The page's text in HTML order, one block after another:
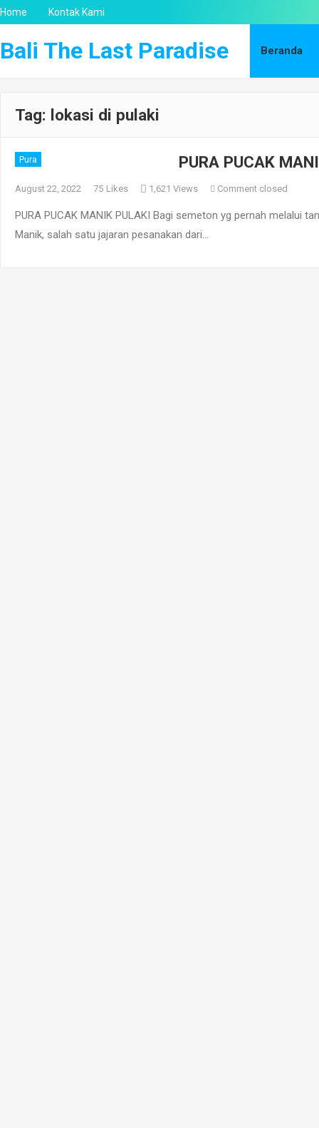
Home Kontak Kami
Bali The Last Paradise Beranda
Tag: lokasi di pulaki
Pura PURA PUCAK
August 22, 2022 75 Likes 1,621 Views Comment closed
PURA PUCAK MANIK PULAKI Bagi semeton yg pernah melalui
Manik, salah satu jajaran pesanakan dari…